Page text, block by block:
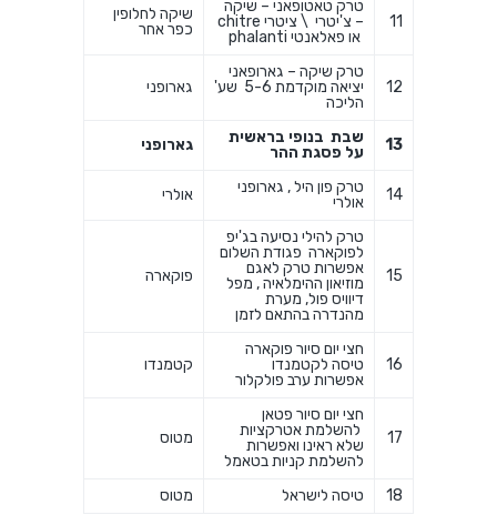
11
טרק טאטופאני – שיקה
– צ'יטרי \ ציטרי chitre
או פאלאנטי phalanti
שיקה לחלופין
כפר אחר
12
טרק שיקה – גארופאני
יציאה מוקדמת 5-6 שע'
הליכה
גארופני
13
שבת בנופי בראשית
על פסגת ההר
גארופני
14
טרק פון היל , גארופני
אולרי
אולרי
15
טרק להילי נסיעה בג'יפ
לפוקארה פגודת השלום
אפשרות טרק לאגם
מוזיאון ההימלאיה , מפל
דיוויס פול, מערת
מהנדרה בהתאם לזמן
פוקארה
16
חצי יום סיור פוקארה
טיסה לקטמנדו
אפשרות ערב פולקלור
קטמנדו
17
חצי יום סיור פטאן
להשלמת אטרקציות
שלא ראינו ואפשרות
להשלמת קניות בטאמל
מטוס
18 טיסה לישראל מטוס